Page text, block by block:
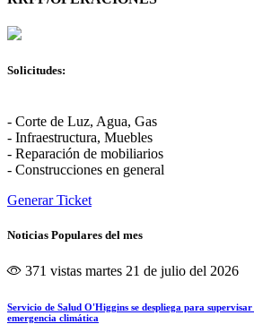
Solicitudes:
- Corte de Luz, Agua, Gas
- Infraestructura, Muebles
- Reparación de mobiliarios
- Construcciones en general
Generar Ticket
Noticias Populares del mes
371 vistas martes 21 de julio del 2026
Servicio de Salud O'Higgins se despliega para
emergencia climática